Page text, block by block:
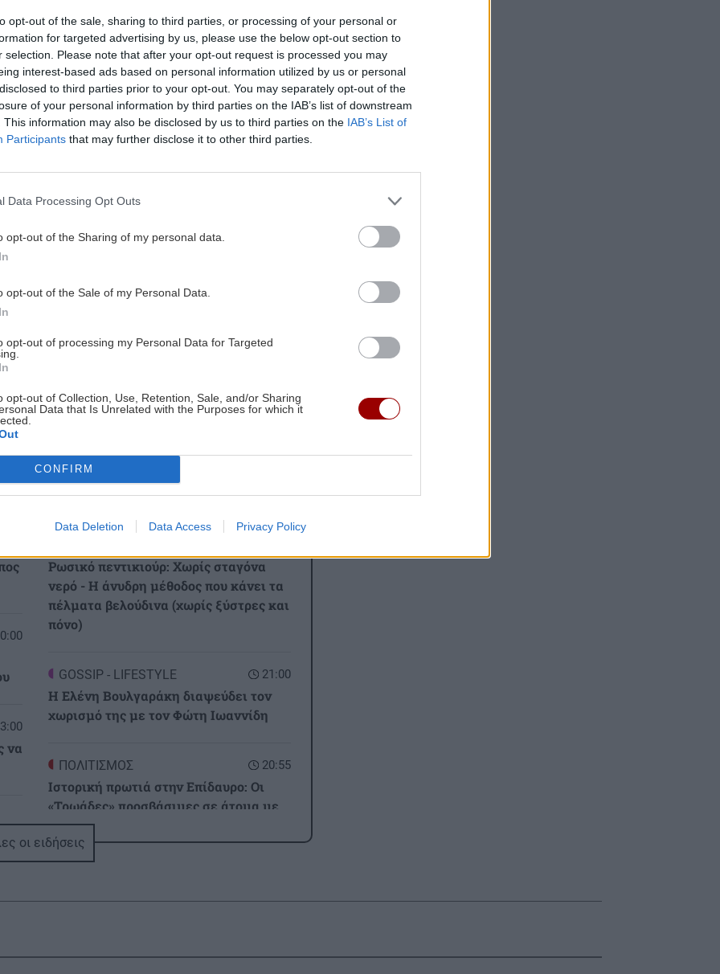
opt-out of the sale, sharing to third parties, or processing of your personal or
for targeted advertising by us, please use the below opt-out section to
selection. Please note that after your opt-out request is processed you may
interest-based ads based on personal information utilized by us or personal
to third parties prior to your opt-out. You may separately opt-out of the
of your personal information by third parties on the IAB’s list of downstream
This information may also be disclosed by us to third parties on the IAB’s List of
Participants that may further disclose it to other third parties.
Data Processing Opt Outs
opt-out of the Sharing of my personal data.
opt-out of the Sale of my Personal Data.
opt-out of processing my Personal Data for Targeted
opt-out of Collection, Use, Retention, Sale, and/or Sharing
Data that Is Unrelated with the Purposes for which it
CONFIRM
Data Deletion Data Access Privacy Policy
στην δήλωσή του με αφορμή την συμβολική
και Πρόεδρος του Συλλόγου Φίλων
Θεάτρου συνεχίζεται με τις παραστάσεις:
Γιαμπουδάκη» Άδελε Golfω forever Ντίνου
Ομάδα Λαυρίου «Εξόρυξη» Λυσσασμένη γάτα
της ΑΣΣΟΕ Το ξύπνημα της άνοιξης Φρανκ
Διστόμου «Θεατροφρένεια» Καποδίστριας
Βραβείων, Τα πάθη του έρωτα … μια
να
Ρωσικό πεντικιούρ: Χωρίς σταγόνα
νερό - Η άνυδρη μέθοδος που κάνει τα
πέλματα βελούδινα (χωρίς ξύστρες και
πόνο)
21:00
GOSSIP - LIFESTYLE
Η Ελένη Βουλγαράκη διαψεύδει τον
χωρισμό της με τον Φώτη Ιωαννίδη
20:55
ΠΟΛΙΤΙΣΜΟΣ
Ιστορική πρωτιά στην Επίδαυρο: Οι
«Τρωάδες» προσβάσιμες σε άτομα με
αισθητηριακές αναπηρίες
οι ειδήσεις